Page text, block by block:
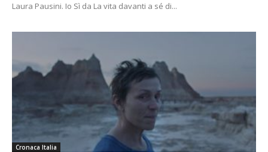
Laura Pausini. Io Sì da La vita davanti a sé di...
Cronaca Italia